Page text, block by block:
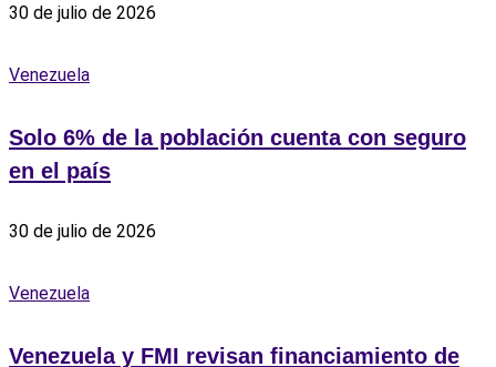
30 de julio de 2026
Venezuela
Solo 6% de la población cuenta con seguro
en el país
30 de julio de 2026
Venezuela
Venezuela y FMI revisan financiamiento de